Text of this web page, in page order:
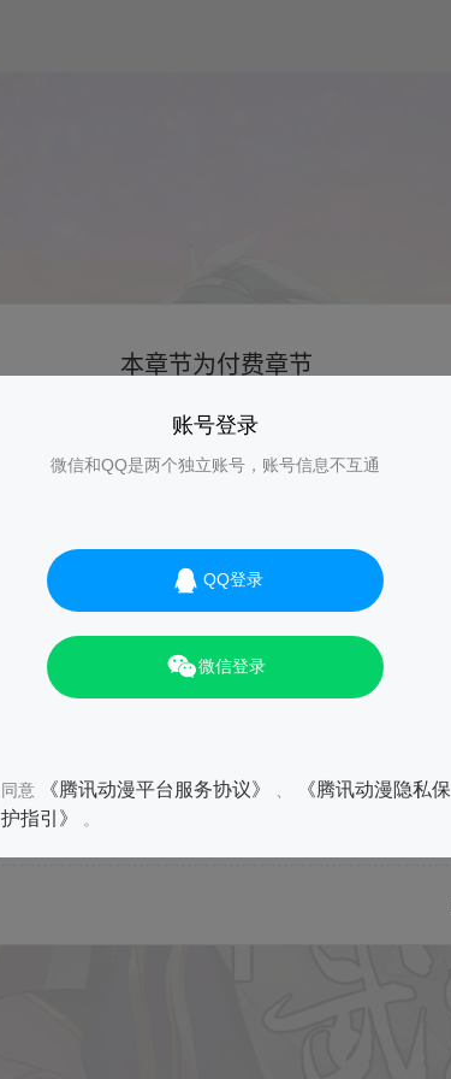
账号登录
微信和QQ是两个独立账号，账号信息不互通
QQ登录
微信登录
同意 《腾讯动漫平台服务协议》
《腾讯动漫隐私保
护指引》
。
01